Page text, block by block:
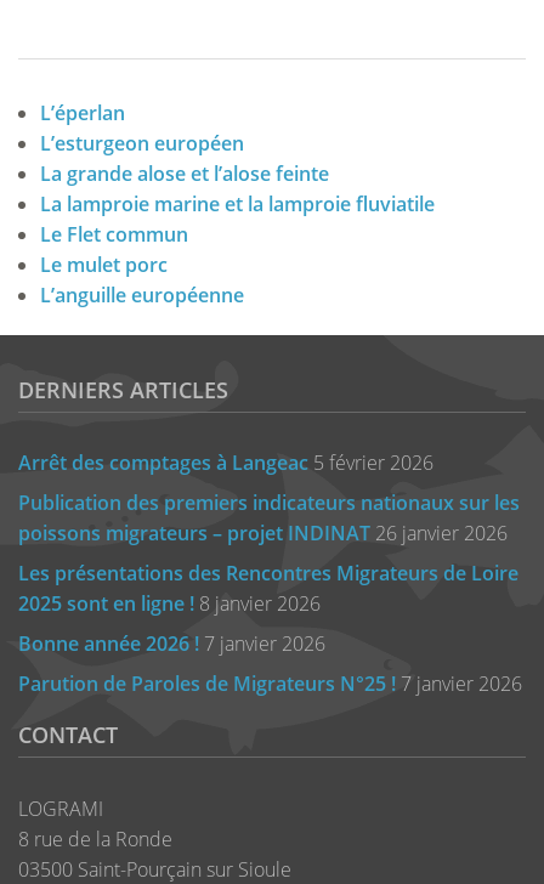
L’éperlan
L’esturgeon européen
La grande alose et l’alose feinte
La lamproie marine et la lamproie fluviatile
Le Flet commun
Le mulet porc
L’anguille européenne
DERNIERS ARTICLES
Arrêt des comptages à Langeac 5 février 2026
Publication des premiers indicateurs nationaux sur les
poissons migrateurs – projet INDINAT 26 janvier 2026
Les présentations des Rencontres Migrateurs de Loire
2025 sont en ligne ! 8 janvier 2026
Bonne année 2026 ! 7 janvier 2026
Parution de Paroles de Migrateurs N°25 ! 7 janvier 2026
CONTACT
LOGRAMI
8 rue de la Ronde
03500 Saint-Pourçain sur Sioule